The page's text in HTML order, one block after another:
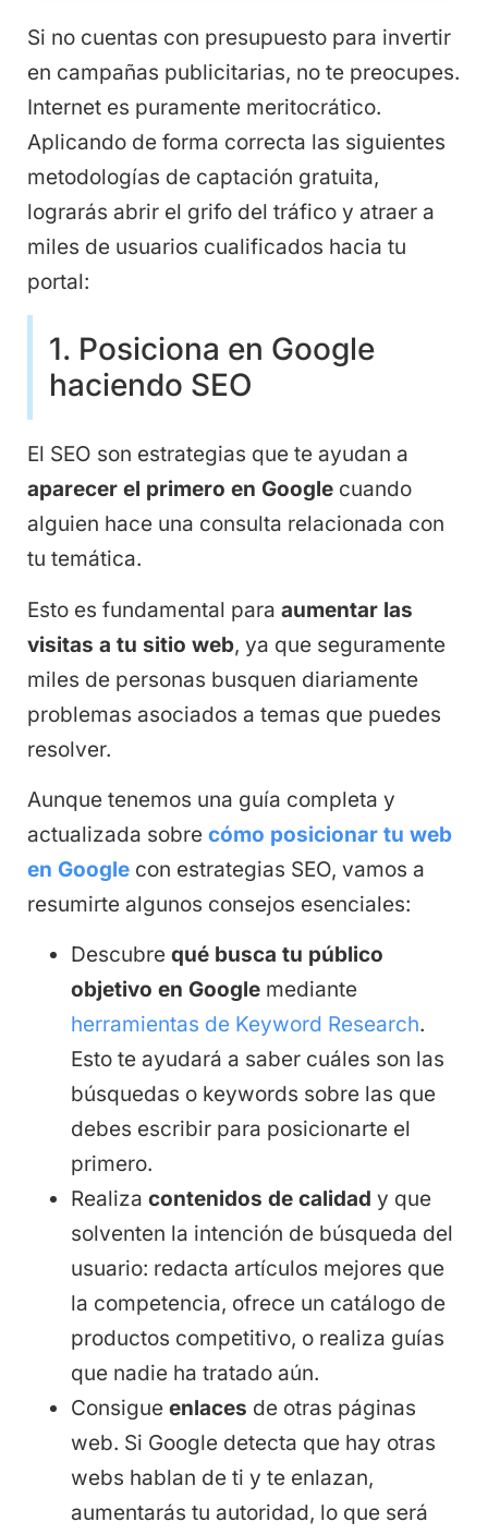
Si no cuentas con presupuesto para invertir
en campañas publicitarias, no te preocupes.
Internet es puramente meritocrático.
Aplicando de forma correcta las siguientes
metodologías de captación gratuita,
lograrás abrir el grifo del tráfico y atraer a
miles de usuarios cualificados hacia tu
portal:
1. Posiciona en Google
haciendo SEO
El SEO son estrategias que te ayudan a
aparecer el primero en Google cuando
alguien hace una consulta relacionada con
tu temática.
Esto es fundamental para aumentar las
visitas a tu sitio web, ya que seguramente
miles de personas busquen diariamente
problemas asociados a temas que puedes
resolver.
Aunque tenemos una guía completa y
actualizada sobre cómo posicionar tu web
en Google con estrategias SEO, vamos a
resumirte algunos consejos esenciales:
Descubre qué busca tu público
objetivo en Google mediante
herramientas de Keyword Research.
Esto te ayudará a saber cuáles son las
búsquedas o keywords sobre las que
debes escribir para posicionarte el
primero.
Realiza contenidos de calidad y que
solventen la intención de búsqueda del
usuario: redacta artículos mejores que
la competencia, ofrece un catálogo de
productos competitivo, o realiza guías
que nadie ha tratado aún.
Consigue enlaces de otras páginas
web. Si Google detecta que hay otras
webs hablan de ti y te enlazan,
aumentarás tu autoridad, lo que será